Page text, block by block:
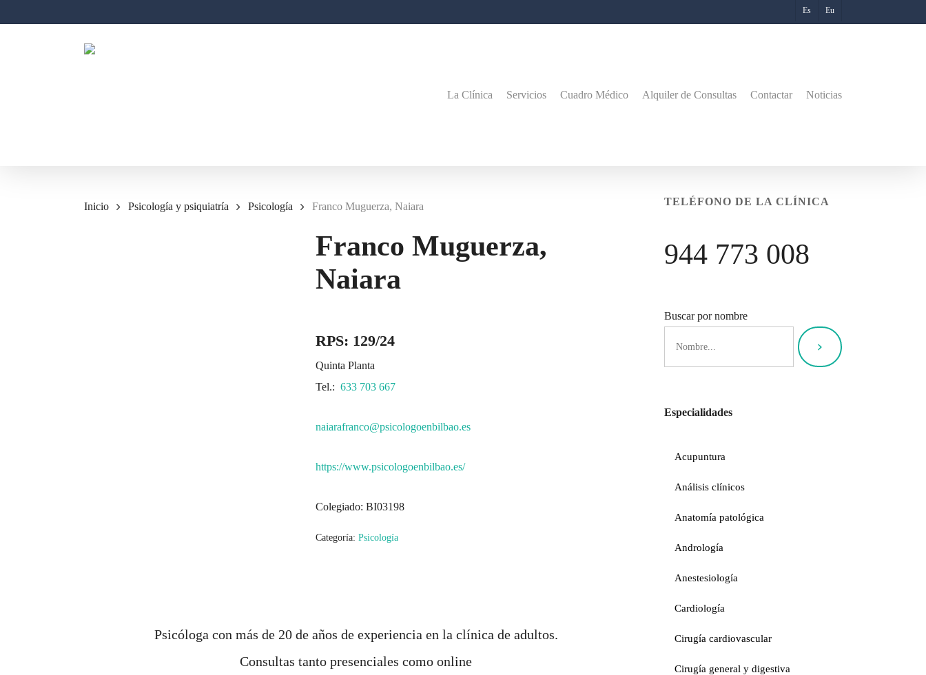
Es Eu
La Clínica Servicios Cuadro Médico Alquiler de Consultas Contactar Noticias
Inicio Psicología y psiquiatría Psicología Franco Muguerza, Naiara
Franco Muguerza,
Naiara
RPS: 129/24
Quinta Planta
Tel.: 633 703 667
naiarafranco@psicologoenbilbao.es
https://www.psicologoenbilbao.es/
Colegiado: BI03198
Categoría: Psicología
Psicóloga con más de 20 de años de experiencia en la clínica de adultos.
Consultas tanto presenciales como online
TELÉFONO DE LA CLÍNICA
944 773 008
Buscar por nombre
Especialidades
Acupuntura
Análisis clínicos
Anatomía patológica
Andrología
Anestesiología
Cardiología
Cirugía cardiovascular
Cirugía general y digestiva